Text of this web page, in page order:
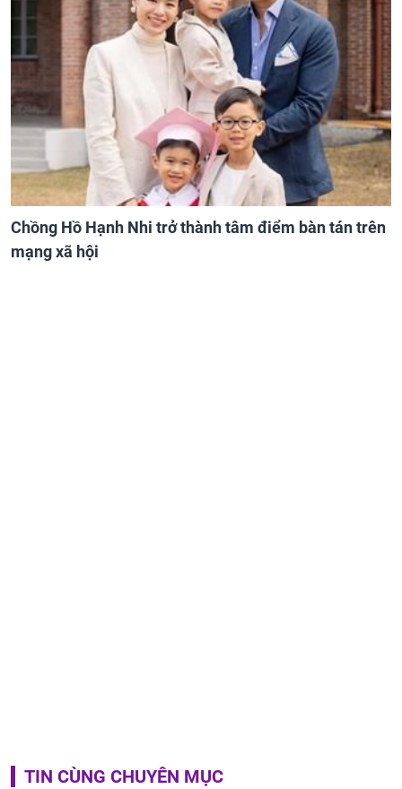
Chồng Hồ Hạnh Nhi trở thành tâm điểm bàn tán trên
mạng xã hội
TIN CÙNG CHUYÊN MỤC